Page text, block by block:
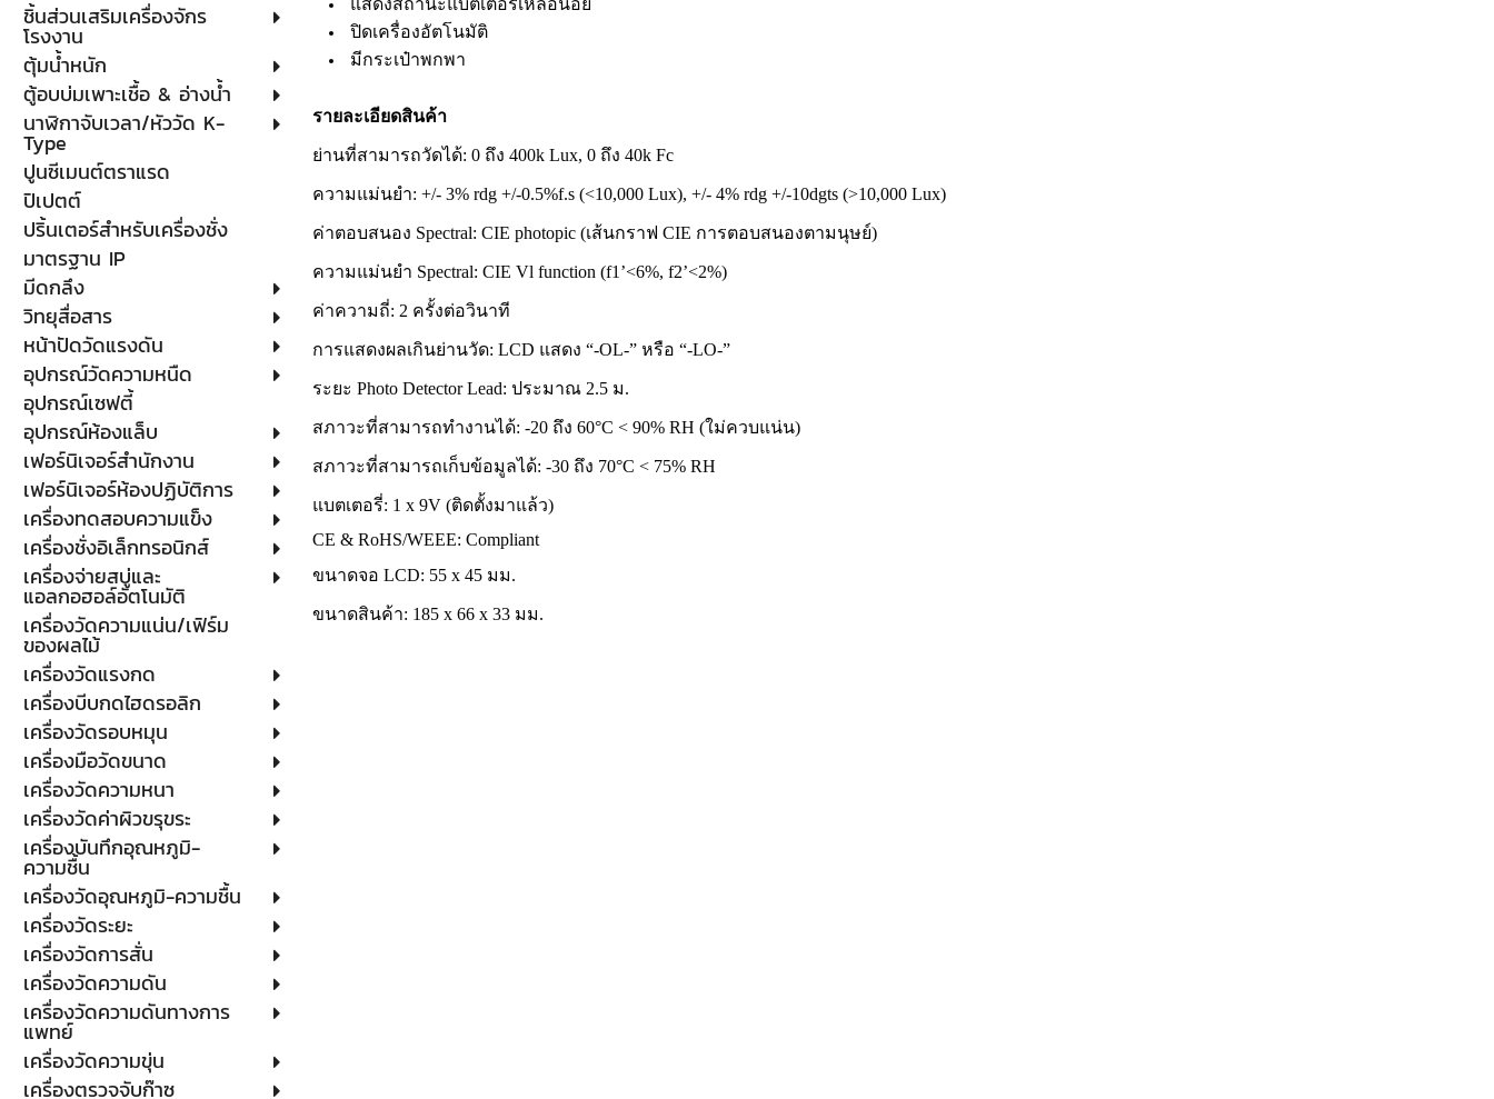
ชิ้นส่วนเสริมเครื่องจักร
โรงงาน
ตุ้มน้ำหนัก
ตู้อบบ่มเพาะเชื้อ & อ่างน้ำ
นาฬิกาจับเวลา/หัววัด K-
Type
ปูนซีเมนต์ตราแรด
ปิเปตต์
ปริ้นเตอร์สำหรับเครื่องชั่ง
มาตรฐาน IP
มีดกลึง
วิทยุสื่อสาร
หน้าปัดวัดแรงดัน
อุปกรณ์วัดความหนืด
อุปกรณ์เซฟตี้
อุปกรณ์ห้องแล็บ
เฟอร์นิเจอร์สำนักงาน
เฟอร์นิเจอร์ห้องปฏิบัติการ
เครื่องทดสอบความแข็ง
เครื่องชั่งอิเล็กทรอนิกส์
เครื่องจ่ายสบู่และ
แอลกอฮอล์อัตโนมัติ
เครื่องวัดความแน่น/เฟิร์ม
ของผลไม้
เครื่องวัดแรงกด
เครื่องบีบกดไฮดรอลิก
เครื่องวัดรอบหมุน
เครื่องมือวัดขนาด
เครื่องวัดความหนา
เครื่องวัดค่าผิวขรุขระ
เครื่องบันทึกอุณหภูมิ-
ความชื้น
เครื่องวัดอุณหภูมิ-ความชื้น
เครื่องวัดระยะ
เครื่องวัดการสั่น
เครื่องวัดความดัน
เครื่องวัดความดันทางการ
แพทย์
เครื่องวัดความขุ่น
เครื่องตรวจจับก๊าซ
แสดงสถานะแบตเตอรี่เหลือน้อย
ปิดเครื่องอัตโนมัติ
มีกระเป๋าพกพา
รายละเอียดสินค้า
ย่านที่สามารถวัดได้: 0 ถึง 400k Lux, 0 ถึง 40k Fc
ความแม่นยำ: +/- 3% rdg +/-0.5%f.s (<10,000 Lux), +/- 4% rdg +/-10dgts (>10,000 Lux)
ค่าตอบสนอง Spectral: CIE photopic (เส้นกราฟ CIE การตอบสนองตามนุษย์)
ความแม่นยำ Spectral: CIE Vl function (f1’<6%, f2’<2%)
ค่าความถี่: 2 ครั้งต่อวินาที
การแสดงผลเกินย่านวัด: LCD แสดง “-OL-” หรือ “-LO-”
ระยะ Photo Detector Lead: ประมาณ 2.5 ม.
สภาวะที่สามารถทำงานได้: -20 ถึง 60°C < 90% RH (ใม่ควบแน่น)
สภาวะที่สามารถเก็บข้อมูลได้: -30 ถึง 70°C < 75% RH
แบตเตอรี่: 1 x 9V (ติดตั้งมาแล้ว)
CE & RoHS/WEEE: Compliant
ขนาดจอ LCD: 55 x 45 มม.
ขนาดสินค้า: 185 x 66 x 33 มม.